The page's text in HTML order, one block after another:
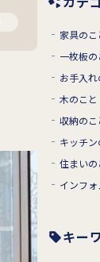
家具のこ
一枚板の
お手入れ
木のこと
収納のこ
キッチン
住まいの
インフ
キー